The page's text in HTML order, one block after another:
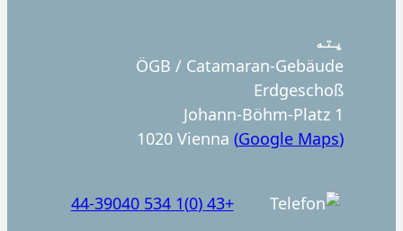
پته
ÖGB / Catamaran-Gebäude
Erdgeschoß
Johann-Böhm-Platz 1
(Google Maps)
+43 (0)1 534 44-39040